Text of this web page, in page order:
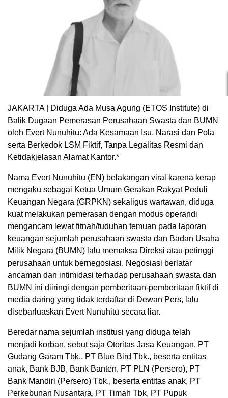
JAKARTA | Diduga Ada Musa Agung (ETOS Institute) di
Balik Dugaan Pemerasan Perusahaan Swasta dan BUMN
oleh Evert Nunuhitu: Ada Kesamaan Isu, Narasi dan Pola
serta Berkedok LSM Fiktif, Tanpa Legalitas Resmi dan
Ketidakjelasan Alamat Kantor.*
Nama Evert Nunuhitu (EN) belakangan viral karena kerap
mengaku sebagai Ketua Umum Gerakan Rakyat Peduli
Keuangan Negara (GRPKN) sekaligus wartawan, diduga
kuat melakukan pemerasan dengan modus operandi
mengancam lewat fitnah/tuduhan temuan pada laporan
keuangan sejumlah perusahaan swasta dan Badan Usaha
Milik Negara (BUMN) lalu memaksa Direksi atau petinggi
perusahaan untuk bernegosiasi. Negosiasi berlatar
ancaman dan intimidasi terhadap perusahaan swasta dan
BUMN ini diiringi dengan pemberitaan-pemberitaan fiktif di
media daring yang tidak terdaftar di Dewan Pers, lalu
disebarluaskan Evert Nunuhitu secara liar.
Beredar nama sejumlah institusi yang diduga telah
menjadi korban, sebut saja Otoritas Jasa Keuangan, PT
Gudang Garam Tbk., PT Blue Bird Tbk., beserta entitas
anak, Bank BJB, Bank Banten, PT PLN (Persero), PT
Bank Mandiri (Persero) Tbk., beserta entitas anak, PT
Perkebunan Nusantara, PT Timah Tbk, PT Pupuk